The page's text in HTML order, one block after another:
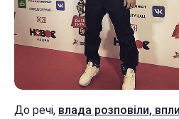
До речі, влада розповіли,